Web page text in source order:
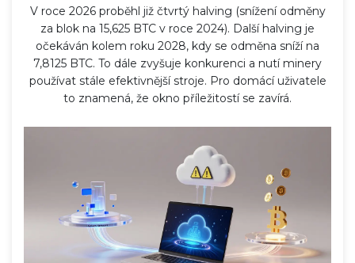
V roce 2026 proběhl již čtvrtý halving (snížení odměny
za blok na 15,625 BTC v roce 2024). Další halving je
očekáván kolem roku 2028, kdy se odměna sníží na
7,8125 BTC. To dále zvyšuje konkurenci a nutí minery
používat stále efektivnější stroje. Pro domácí uživatele
to znamená, že okno příležitostí se zavírá.